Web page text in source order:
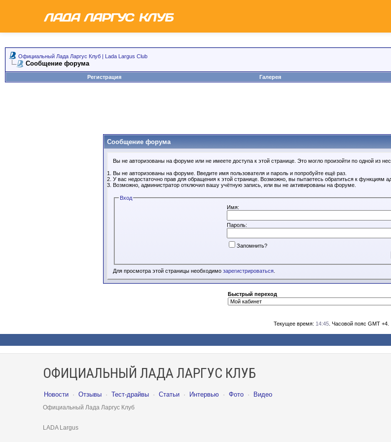
Официальный Лада Ларгус Клуб | Lada Largus Club
Сообщение форума
Регистрация
Галерея
Сообщение форума
Вы не авторизованы на форуме или не имеете доступа к этой странице. Это могло произойти по одной из
Вы не авторизованы на форуме. Введите имя пользователя и пароль и попробуйте ещё раз.
У вас недостаточно прав для обращения к этой странице. Возможно, вы пытаетесь обратиться к функциям
Возможно, администратор отключил вашу учётную запись, или вы не активированы на форуме.
Вход
Имя:
Пароль:
Запомнить?
Для просмотра этой страницы необходимо зарегистрироваться
Быстрый переход
Текущее время: 14:45 . Часовой пояс GMT +4.
ОФИЦИАЛЬНЫЙ ЛАДА ЛАРГУС КЛУБ
Новости · Отзывы · Тест-драйвы · Статьи · Интервью · Фото · Видео
Официальный Лада Ларгус Клуб
LADA Largus